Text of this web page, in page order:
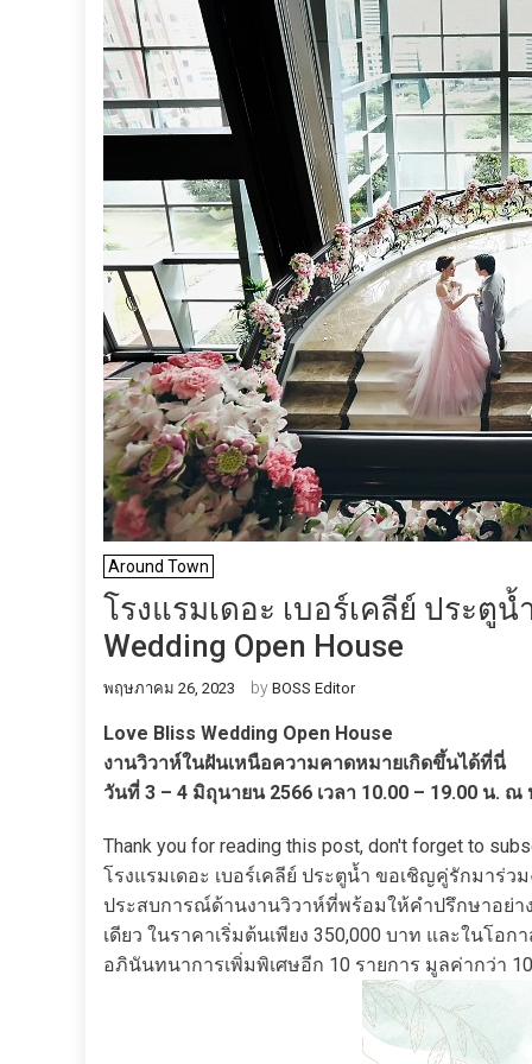
Around Town
โรงแรมเดอะ เบอร์เคลีย์ ประตู
Wedding Open House
พฤษภาคม 26, 2023 by BOSS Editor
Love Bliss Wedding Open House
งานวิวาห์ในฝันเหนือความคาดหมายเกิดขึ้นได้ที่นี่
วันที่ 3 – 4 มิถุนายน 2566 เวลา 10.00 – 19.00 น.
Thank you for reading this post, don't forget to
โรงแรมเดอะ เบอร์เคลีย์ ประตูน้ำ ขอเชิญคู่รักมาร่ว
ประสบการณ์ด้านงานวิวาห์ที่พร้อมให้คำปรึกษาอย่
เดียว ในราคาเริ่มต้นเพียง 350,000 บาท และในโอ
อภินันทนาการเพิ่มพิเศษอีก 10 รายการ มูลค่ากว่า